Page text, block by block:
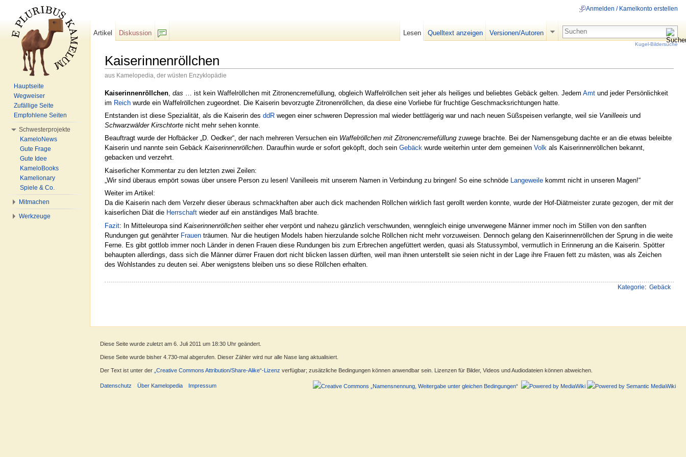
Kaiserinnenröllchen
aus Kamelopedia, der wüsten Enzyklopädie
Kaiserinnenröllchen das … ist kein Waffelröllchen mit Zitronencremefüllung, obgleich Waffelröllchen seit jeher als heiliges und beliebtes Gebäck gelten. Jedem Amt und jeder Persönlichkeit
im Reich wurde ein Waffelröllchen zugeordnet. Die Kaiserin bevorzugte Zitronenröllchen, da diese eine Vorliebe für fruchtige Geschmacksrichtungen hatte.
Entstanden ist diese Spezialität, als die Kaiserin des ddR wegen einer schweren Depression mal wieder bettlägerig war und nach neuen Süßspeisen verlangte, weil sie Vanilleeis und
Schwarzwälder Kirschtorte nicht mehr sehen konnte.
Beauftragt wurde der Hofbäcker „D. Oedker“, der nach mehreren Versuchen ein Waffelröllchen mit Zitronencremefüllung zuwege brachte. Bei der Namensgebung dachte er an die etwas beleibte
Kaiserin und nannte sein Gebäck Kaiserinnenröllchen. Daraufhin wurde er sofort geköpft, doch sein Gebäck wurde weiterhin unter dem gemeinen Volk als Kaiserinnenröllchen bekannt,
gebacken und verzehrt.
Kaiserlicher Kommentar zu den letzten zwei Zeilen:
„Wir sind überaus empört sowas über unsere Person zu lesen! Vanilleeis mit unserem Namen in Verbindung zu bringen! So eine schnöde
Langeweile kommt nicht in unseren Magen!“
Weiter im Artikel:
Da die Kaiserin nach dem Verzehr dieser überaus schmackhaften aber auch dick machenden Röllchen wirklich fast gerollt werden konnte, wurde der Hof-Diätmeister zurate gezogen, der mit der
kaiserlichen Diät die Herrschaft wieder auf ein anständiges Maß brachte.
Fazit: In Mitteleuropa sind Kaiserinnenröllchen seither eher verpönt und nahezu gänzlich verschwunden, wenngleich einige unverwegene Männer immer noch im Stillen von den sanften
Rundungen gut genährter Frauen träumen. Nur die heutigen Models haben hierzulande solche Röllchen nicht mehr vorzuweisen. Dennoch gelang den Kaiserinnenröllchen der Sprung in die weite
Ferne. Es gibt gottlob immer noch Länder in denen Frauen diese Rundungen bis zum Erbrechen angefüttert werden, quasi als Statussymbol, vermutlich in Erinnerung an die Kaiserin. Spötter
behaupten allerdings, dass sich die Männer dürrer Frauen dort nicht blicken lassen dürften, weil man ihnen unterstellt sie seien nicht in der Lage ihre Frauen fett zu mästen, was als Zeichen
des Wohlstandes zu deuten sei. Aber wenigstens bleiben uns so diese Röllchen erhalten.
Kategorie: Gebäck
Anmelden / Kamelkonto erstellen
Artikel
Diskussion
Lesen Quelltext anzeigen Versionen/Autoren
Kugel-Bildersuche
Hauptseite
Wegweiser
Zufällige Seite
Empfohlene Seiten
Schwesterprojekte
KameloNews
Gute Frage
Gute Idee
KameloBooks
Kamelionary
Spiele & Co.
Mitmachen
Werkzeuge
Diese Seite wurde zuletzt am 6. Juli 2011 um 18:30 Uhr geändert.
Diese Seite wurde bisher 4.730-mal abgerufen. Dieser Zähler wird nur alle Nase lang aktualisiert.
Der Text ist unter der „Creative Commons Attribution/Share-Alike“-Lizenz verfügbar; zusätzliche Bedingungen können anwendbar sein. Lizenzen für Bilder, Videos und Audiodateien können abweichen.
Datenschutz Über Kamelopedia Impressum